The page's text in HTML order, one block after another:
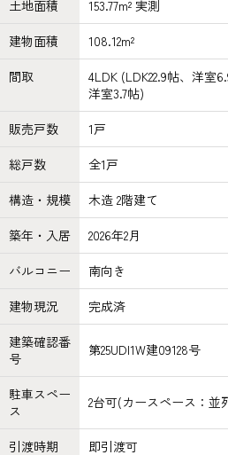
土地面積
153.77m² 実測
建物面積
108.12m²
間取
4LDK (LDK22.9帖、洋室
洋室3.7帖)
販売戸数
1戸
総戸数
全1戸
構造・規模
木造 2階建て
築年・入居
2026年2月
バルコニー
南向き
建物現況
完成済
建築確認番
号
第25UDI1W建09128号
駐車スペー
ス
2台可(カースペース：並
引渡時期
即引渡可